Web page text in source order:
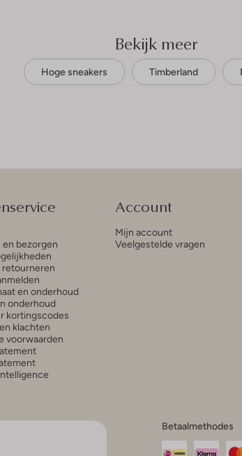
Bekijk meer
Hoge sneakers Timberland
en bezorgen
retourneren
en onderhoud
onderhoud
kortingscodes
klachten
voorwaarden
Account
Mijn account
Veelgestelde vragen
Betaalmethodes